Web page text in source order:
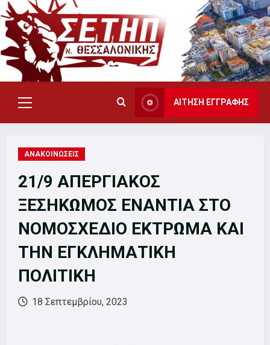
Skip
to
content
Primary
Menu
ΑΙΤΗΣΗ ΕΓΓΡΑΦΗΣ
ΑΝΑΚΟΙΝΩΣΕΙΣ
21/9 ΑΠΕΡΓΙΑΚΟΣ
ΞΕΣΗΚΩΜΟΣ ΕΝΑΝΤΙΑ ΣΤΟ
ΝΟΜΟΣΧΕΔΙΟ ΕΚΤΡΩΜΑ ΚΑΙ
ΤΗΝ ΕΓΚΛΗΜΑΤΙΚΗ
ΠΟΛΙΤΙΚΗ
18 Σεπτεμβρίου, 2023